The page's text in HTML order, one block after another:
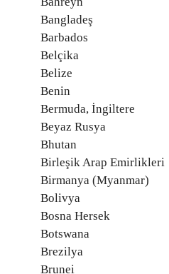
Bangladeş
Barbados
Belçika
Belize
Benin
Bermuda, İngiltere
Beyaz Rusya
Bhutan
Birleşik Arap Emirlikleri
Birmanya (Myanmar)
Bolivya
Bosna Hersek
Botswana
Brezilya
Brunei